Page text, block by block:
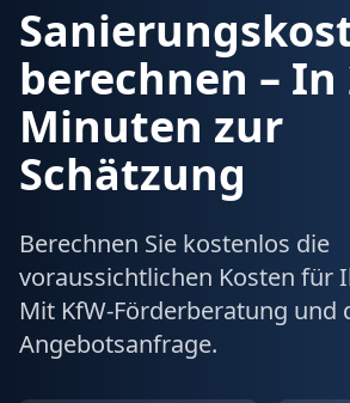
berechnen – In
Minuten zur
Schätzung
Berechnen Sie kostenlos die
voraussichtlichen Kosten für
Mit KfW-Förderberatung und
Angebotsanfrage.